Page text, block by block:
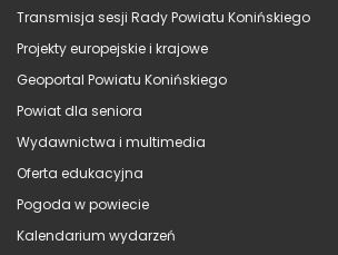
Transmisja sesji Rady Powiatu Konińskiego
Projekty europejskie i krajowe
Geoportal Powiatu Konińskiego
Powiat dla seniora
Wydawnictwa i multimedia
Oferta edukacyjna
Pogoda w powiecie
Kalendarium wydarzeń